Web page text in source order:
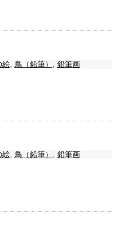
絵, 鳥（鉛筆） , 鉛筆画
絵, 鳥（鉛筆） , 鉛筆画